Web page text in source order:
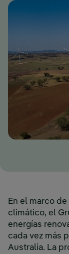
En el marco
climático, el
energías
cada vez más
Australia. La